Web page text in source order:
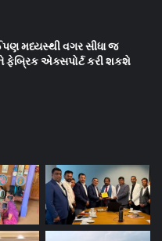
મધ્યસ્થી વગર સીધા જ
ફેબ્રિક એક્સપોર્ટ કરી શકશે